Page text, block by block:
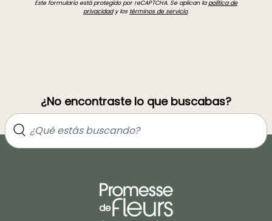
Este formulario está protegido por reCAPTCHA. Se aplican lapolítica de
privacidady los términos de servicio.
¿No encontraste lo que buscabas?